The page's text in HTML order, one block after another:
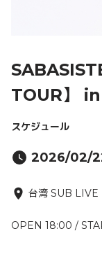
TOUR】
スケジュール
2026/02/
台湾 SUB LIVE
OPEN 18:00 /